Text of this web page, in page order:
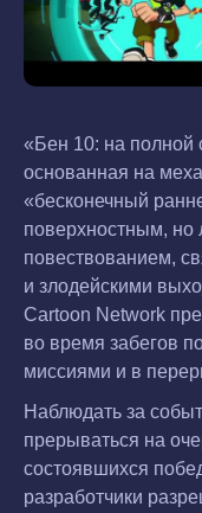
«Бен 10: на полной
основанная на
«бесконечный
поверхностным,
повествованием,
и злодейскими
Cartoon Network
во время забегов
миссиями и в
Наблюдать за
прерываться на
состоявшихся
разработчики